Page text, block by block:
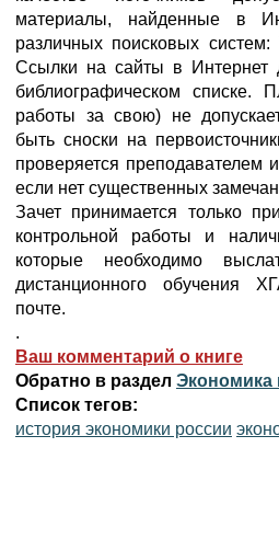
материалы, найденные в
различных поисковых
Ссылки на сайты в Интернет
библиографическом списке.
работы за свою) не
быть сноски на
проверяется преподавателем
если нет существенных
Зачет принимается только
контрольной работы и
которые необходимо
дистанционного обучения
почте.
.
Ваш комментарий о книге
Обратно в раздел Экономика
Список тегов:
история экономики россии